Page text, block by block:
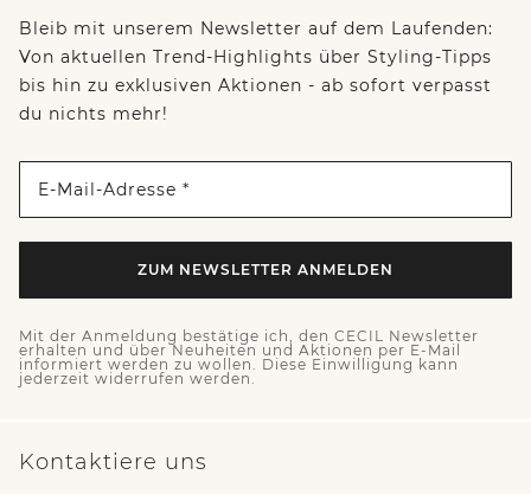
Bleib mit unserem Newsletter auf dem Laufenden:
Von aktuellen Trend-Highlights über Styling-Tipps
bis hin zu exklusiven Aktionen - ab sofort verpasst
du nichts mehr!
E-Mail-Adresse *
ZUM NEWSLETTER ANMELDEN
Mit der Anmeldung bestätige ich, den CECIL Newsletter
erhalten und über Neuheiten und Aktionen per E-Mail
informiert werden zu wollen. Diese Einwilligung kann
jederzeit widerrufen werden.
Kontaktiere uns